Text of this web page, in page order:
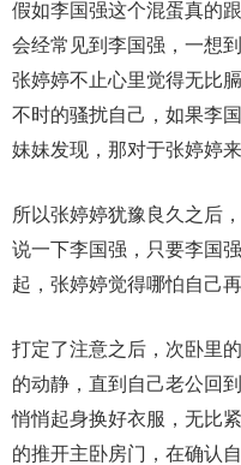
假如李国强这个混蛋真的
会经常见到李国强，一想
张婷婷不止心里觉得无比
不时的骚扰自己，如果李
妹妹发现，那对于张婷婷
所以张婷婷犹豫良久之后
说一下李国强，只要李国
起，张婷婷觉得哪怕自己
打定了注意之后，次卧里
的动静，直到自己老公回
悄悄起身换好衣服，无比
的推开主卧房门，在确认